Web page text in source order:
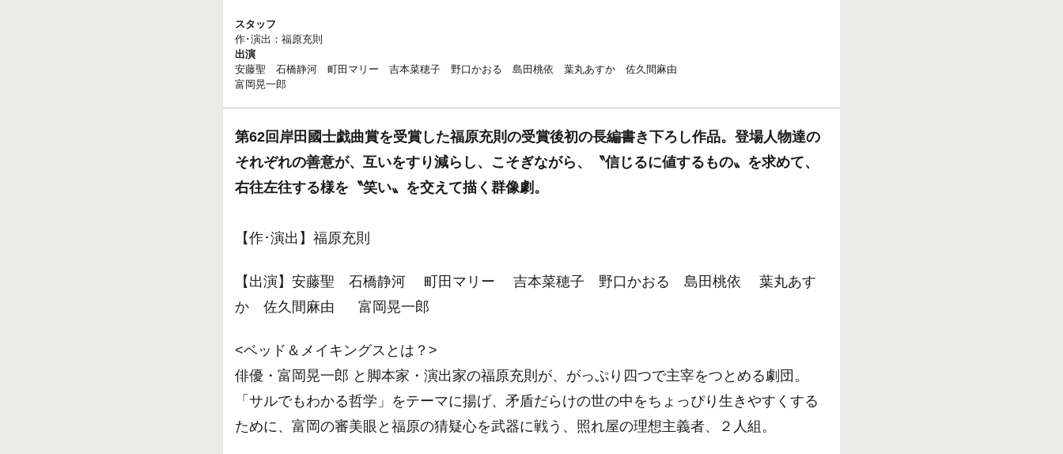
スタッフ
作･演出：福原充則
出演
安藤聖 石橋静河 町田マリー 吉本菜穂子 野口かおる 島田桃依 葉丸あすか 佐久間麻由
富岡晃一郎
第62回岸田國士戯曲賞を受賞した福原充則の受賞後初の長編書き下ろし作品。登場人物達の
それぞれの善意が、互いをすり減らし、こそぎながら、〝信じるに値するもの〟を求めて、
右往左往する様を〝笑い〟を交えて描く群像劇。
【作･演出】福原充則
【出演】安藤聖 石橋静河 町田マリー 吉本菜穂子 野口かおる 島田桃依 葉丸あす
か 佐久間麻由 富岡晃一郎
<ベッド＆メイキングスとは？>
俳優・富岡晃一郎 と脚本家・演出家の福原充則が、がっぷり四つで主宰をつとめる劇団。
「サルでもわかる哲学」をテーマに揚げ、矛盾だらけの世の中をちょっぴり生きやすくする
ために、富岡の審美眼と福原の猜疑心を武器に戦う、照れ屋の理想主義者、２人組。